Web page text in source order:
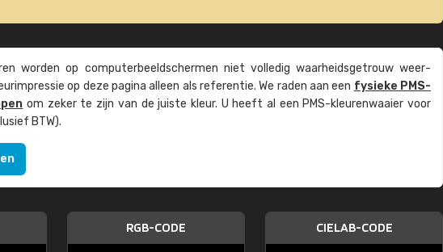
worden op computer­beeld­schermen niet volledig waarheids­­getrouw weer­
op deze pagina alleen als referentie. We raden aan een fysieke PMS-
om zeker te zijn van de juiste kleur. U heeft al een PMS-kleuren­waaier voor
BTW).
RGB-CODE CIELAB-CODE
"Super snelle service en zeer betaalbaar!"